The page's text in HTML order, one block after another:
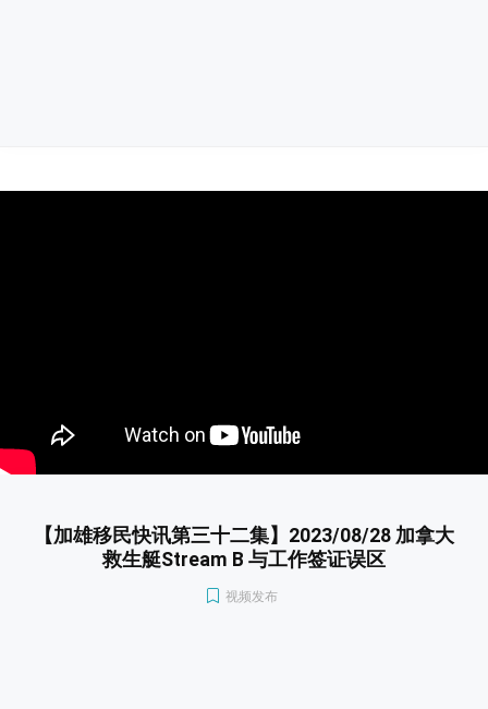
【加雄移民快讯第三十二集】2023/08/28 加拿大
救生艇Stream B 与工作签证误区
视频发布